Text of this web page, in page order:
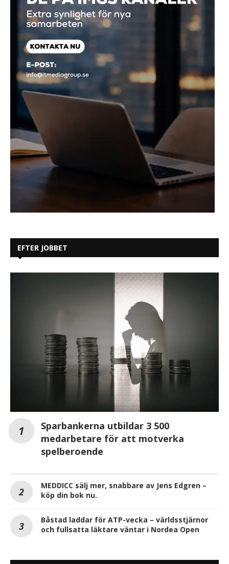
EFTER JOBBET
Sparbankerna utbildar 3 500
medarbetare för att motverka
spelberoende
MEDDICC sälj mer, snabbare av Jens Edgren –
köp din bok nu.
Båstad laddar för ATP-vecka – världsstjärnor
och fullsatta läktare väntar i Nordea Open